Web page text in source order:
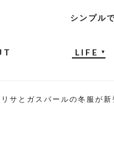
シンプル
LIFE ▼
リサとガスパールの冬服が